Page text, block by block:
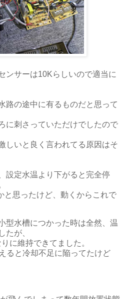
ンサーは10Kらしいので適当に
路の途中に有るものだと思って
に刺さっていただけでしたので
しいと良く言われてる原因はそ
設定水温より下がると完全停
と思ったけど、動くからこれで
型水槽につかった時は全然、温
たが、
に維持できてました。
ると冷却不足に陥ってたけど